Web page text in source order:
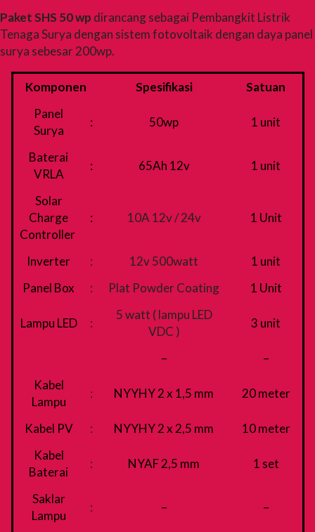
Paket SHS 50 wp dirancang sebagai Pembangkit Listrik
Tenaga Surya dengan sistem fotovoltaik dengan daya panel
surya sebesar 200wp.
Komponen Spesifikasi
Satuan
Panel
Surya
: 50wp 1 unit
Baterai
VRLA
: 65Ah 12v 1 unit
Solar
Charge
Controller
: 10A 12v / 24v 1 Unit
Inverter : 12v 500watt
1 unit
Panel Box
: Plat Powder Coating 1 Unit
Lampu LED :
5 watt ( lampu LED
VDC )
3 unit
–
–
Kabel
Lampu
: NYYHY 2 x 1,5 mm 20 meter
Kabel PV : NYYHY 2 x 2,5 mm
10 meter
Kabel
Baterai
: NYAF 2,5 mm 1 set
Saklar
Lampu
: – –